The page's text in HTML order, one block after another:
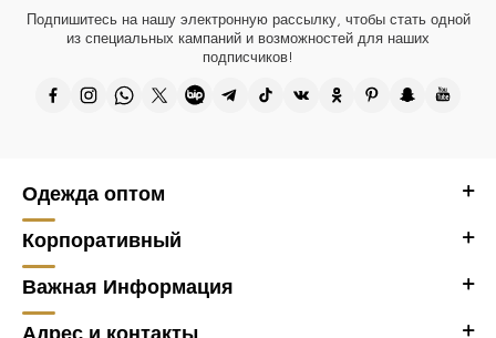
Подпишитесь на нашу электронную рассылку, чтобы стать одной
из специальных кампаний и возможностей для наших
подписчиков!
Одежда оптом
Корпоративный
Важная Информация
Адрес и контакты